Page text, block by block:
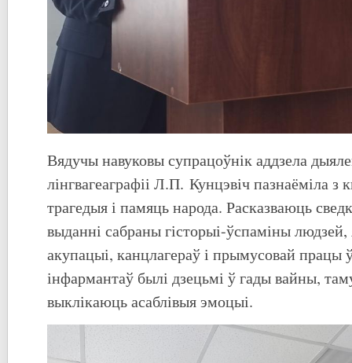
Вядучы навуковы супрацоўнік аддзела
лінгвагеаграфіі Л.П. Кунцэвіч пазнаёміла з
трагедыя і памяць народа. Расказваюць
выданні сабраны гісторыі-ўспаміны
акупацыі, канцлагераў і прымусовай працы
інфармантаў былі дзецьмі ў гады вайны,
выклікаюць асаблівыя эмоцыі.